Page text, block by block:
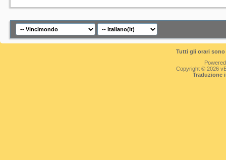
Tutti gli orari
Copyright © 2026
Traduzione